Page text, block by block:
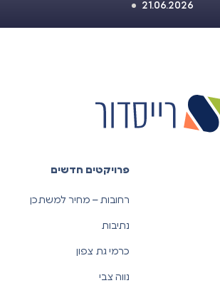
21.06.2026
פרויקטים חדשים
רחובות – מחיר למשתכן
נתיבות
כרמי גת צפון
נווה צבי